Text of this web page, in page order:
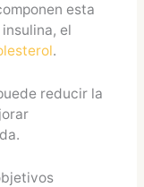
esta
el
.
reducir la